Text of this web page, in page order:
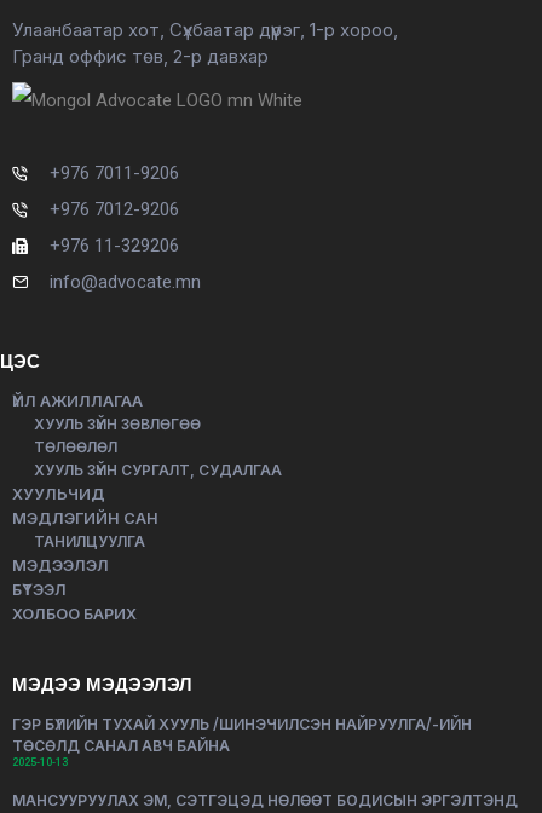
Улаанбаатар хот, Сүхбаатар дүүрэг, 1-р хороо,
Гранд оффис төв, 2-р давхар
+976 7011-9206
+976 7012-9206
+976 11-329206
info@advocate.mn
ЦЭС
ҮЙЛ АЖИЛЛАГАА
ХУУЛЬ ЗҮЙН ЗӨВЛӨГӨӨ
ТӨЛӨӨЛӨЛ
ХУУЛЬ ЗҮЙН СУРГАЛТ, СУДАЛГАА
ХУУЛЬЧИД
МЭДЛЭГИЙН САН
ТАНИЛЦУУЛГА
МЭДЭЭЛЭЛ
БҮТЭЭЛ
ХОЛБОО БАРИХ
МЭДЭЭ МЭДЭЭЛЭЛ
ГЭР БҮЛИЙН ТУХАЙ ХУУЛЬ /ШИНЭЧИЛСЭН НАЙРУУЛГА/-ИЙН
ТӨСӨЛД САНАЛ АВЧ БАЙНА
2025-10-13
МАНСУУРУУЛАХ ЭМ, СЭТГЭЦЭД НӨЛӨӨТ БОДИСЫН ЭРГЭЛТЭНД